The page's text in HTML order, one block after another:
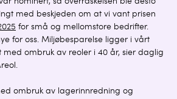
med beskjeden om at vi vant prisen
for små og mellomstore bedrifter.
for oss. Miljøbesparelse ligger i vårt
med ombruk av reoler i 40 år, sier daglig
ombruk av lagerinnredning og